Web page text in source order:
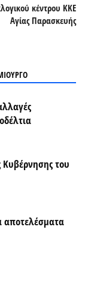
κέντρου ΚΚΕ
Αγίας Παρασκευής
του
αποτελέσματα